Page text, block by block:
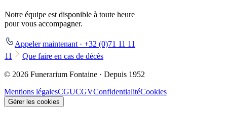
Notre équipe est disponible à toute heure
pour vous accompagner.
Appeler maintenant · +32 (0)71 11 11
11
Que faire en cas de décès
© 2026 Funerarium Fontaine · Depuis 1952
Mentions légalesCGUCGVConfidentialitéCookies
Gérer les cookies